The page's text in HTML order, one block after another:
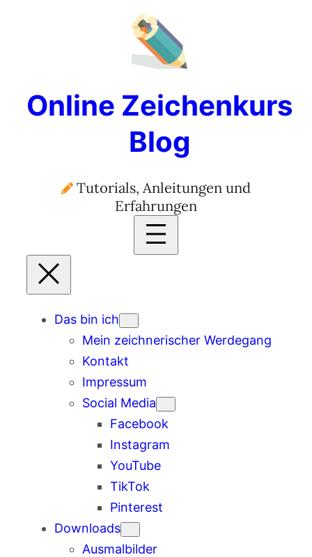
Online Zeichenkurs
Blog
Tutorials, Anleitungen und
Erfahrungen
Das bin ich
Mein zeichnerischer Werdegang
Kontakt
Impressum
Social Media
Facebook
Instagram
YouTube
TikTok
Pinterest
Downloads
Ausmalbilder